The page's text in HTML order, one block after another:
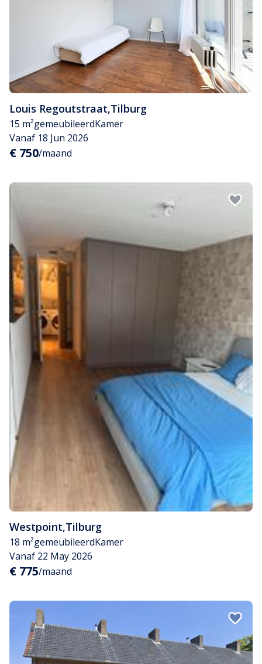
Louis Regoutstraat,Tilburg
15 m²gemeubileerdKamer
Vanaf 18 Jun 2026
€ 750/maand
Westpoint,Tilburg
18 m²gemeubileerdKamer
Vanaf 22 May 2026
€ 775/maand